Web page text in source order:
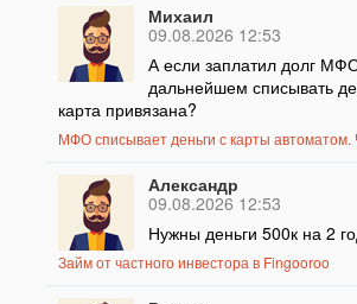
Михаил
09.08.2026 12:53
А если заплатил долг
дальнейшем списывать
карта привязана?
МФО списывает деньги с карты автоматом.
Александр
09.08.2026 12:53
Нужны деньги 500к на 2
Займ от частного инвестора в Fingooroo